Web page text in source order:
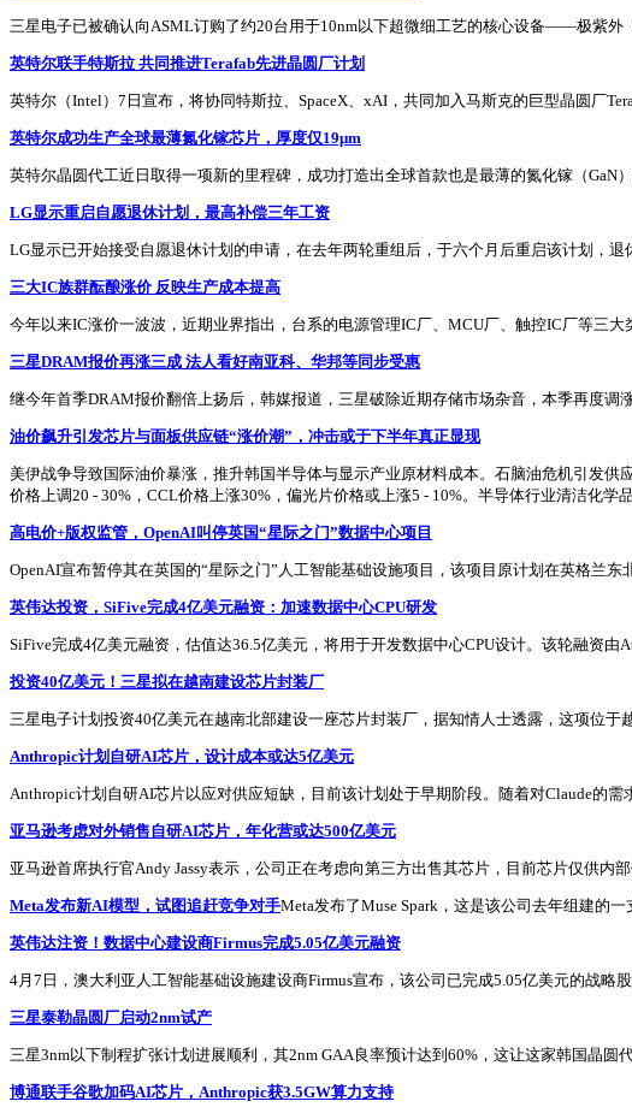
三星电子已被确认向ASML订购了约20台用于10nm以下超微细工艺的核心设备——极紫外
英特尔联手特斯拉 共同推进Terafab先进晶圆厂计划
英特尔（Intel）7日宣布，将协同特斯拉、SpaceX、xAI，共同加入马斯克的巨型晶圆厂
英特尔成功生产全球最薄氮化镓芯片，厚度仅19μm
英特尔晶圆代工近日取得一项新的里程碑，成功打造出全球首款也是最薄的氮化镓（GaN
LG显示重启自愿退休计划，最高补偿三年工资
LG显示已开始接受自愿退休计划的申请，在去年两轮重组后，于六个月后重启该计划，退
三大IC族群酝酿涨价 反映生产成本提高
今年以来IC涨价一波波，近期业界指出，台系的电源管理IC厂、MCU厂、触控IC厂等三大
三星DRAM报价再涨三成 法人看好南亚科、华邦等同步受惠
继今年首季DRAM报价翻倍上扬后，韩媒报道，三星破除近期存储市场杂音，本季再度调
油价飙升引发芯片与面板供应链“涨价潮”，冲击或于下半年真正显现
美伊战争导致国际油价暴涨，推升韩国半导体与显示产业原材料成本。石脑油危机引发
价格上调20 - 30%，CCL价格上涨30%，偏光片价格或上涨5 - 10%。半导体行业清洁化
高电价+版权监管，OpenAI叫停英国“星际之门”数据中心项目
OpenAI宣布暂停其在英国的“星际之门”人工智能基础设施项目，该项目原计划在英格兰
英伟达投资，SiFive完成4亿美元融资：加速数据中心CPU研发
SiFive完成4亿美元融资，估值达36.5亿美元，将用于开发数据中心CPU设计。该轮融资由
投资40亿美元！三星拟在越南建设芯片封装厂
三星电子计划投资40亿美元在越南北部建设一座芯片封装厂，据知情人士透露，这项位于
Anthropic计划自研AI芯片，设计成本或达5亿美元
Anthropic计划自研AI芯片以应对供应短缺，目前该计划处于早期阶段。随着对Claude的
亚马逊考虑对外销售自研AI芯片，年化营或达500亿美元
亚马逊首席执行官Andy Jassy表示，公司正在考虑向第三方出售其芯片，目前芯片仅供内
Meta发布新AI模型，试图追赶竞争对手Meta发布了Muse Spark，这是该公司去年组建的
英伟达注资！数据中心建设商Firmus完成5.05亿美元融资
4月7日，澳大利亚人工智能基础设施建设商Firmus宣布，该公司已完成5.05亿美元的战略
三星泰勒晶圆厂启动2nm试产
三星3nm以下制程扩张计划进展顺利，其2nm GAA良率预计达到60%，这让这家韩国晶圆
博通联手谷歌加码AI芯片，Anthropic获3.5GW算力支持